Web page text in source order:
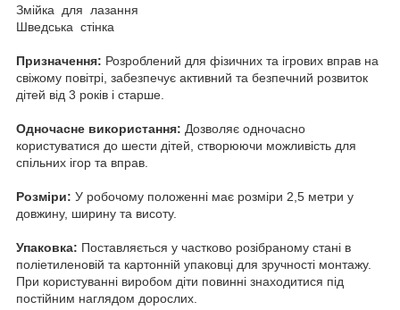
Змійка для лазання
Шведська стінка
Призначення: Розроблений для фізичних та ігрових вправ на
свіжому повітрі, забезпечує активний та безпечний розвиток
дітей від 3 років і старше.
Одночасне використання: Дозволяє одночасно
користуватися до шести дітей, створюючи можливість для
спільних ігор та вправ.
Розміри: У робочому положенні має розміри 2,5 метри у
довжину, ширину та висоту.
Упаковка: Поставляється у частково розібраному стані в
поліетиленовій та картонній упаковці для зручності монтажу.
При користуванні виробом діти повинні знаходитися під
постійним наглядом дорослих.